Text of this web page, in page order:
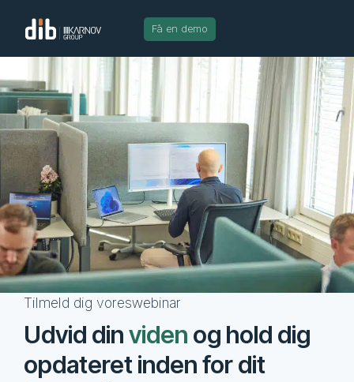
Få en demo
Tilmeld dig voreswebinar
Udvid dinviden og hold dig
opdateret inden for dit